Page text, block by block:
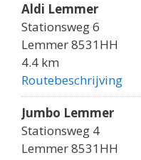
Aldi Lemmer
Stationsweg 6
Lemmer 8531HH
4.4 km
Routebeschrijving
Jumbo Lemmer
Stationsweg 4
Lemmer 8531HH